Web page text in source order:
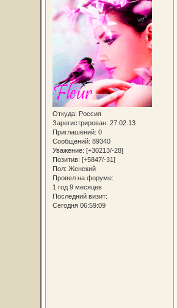
Откуда: Россия
Зарегистрирован: 27.02.13
Приглашений: 0
Сообщений: 89340
Уважение: [+30213/-28]
Позитив: [+5847/-31]
Пол: Женский
Провел на форуме:
1 год 9 месяцев
Последний визит:
Сегодня 06:59:09